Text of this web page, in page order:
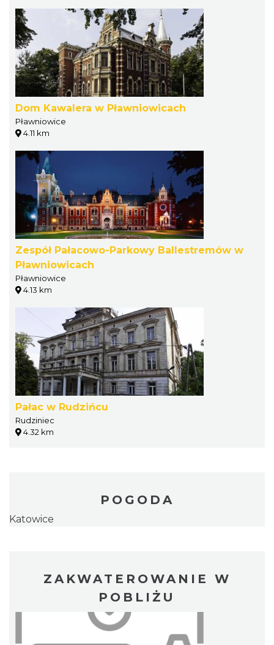
Dom Kawalera w Pławniowicach
Pławniowice
4.11 km
Zespół Pałacowo-Parkowy Ballestremów w
Pławniowicach
Pławniowice
4.13 km
Pałac w Rudzińcu
Rudziniec
4.32 km
POGODA
Katowice
ZAKWATEROWANIE W
POBLIŻU